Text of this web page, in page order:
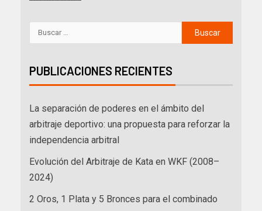
PUBLICACIONES RECIENTES
La separación de poderes en el ámbito del
arbitraje deportivo: una propuesta para reforzar la
independencia arbitral
Evolución del Arbitraje de Kata en WKF (2008–
2024)
2 Oros, 1 Plata y 5 Bronces para el combinado